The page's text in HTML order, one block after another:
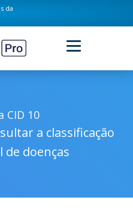
da
CID 10
a classificação
doenças